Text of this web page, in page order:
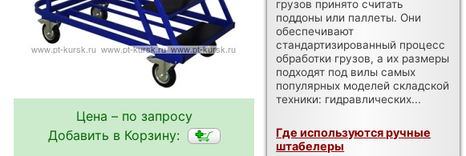
Цена – по запросу
Добавить в Корзину:
грузов принято считать
поддоны или паллеты. Они
обеспечивают
стандартизированный процесс
обработки грузов, а их размеры
подходят под вилы самых
популярных моделей складской
техники: гидравлических...
Где используются ручные
штабелеры